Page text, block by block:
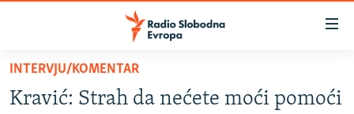
Pređite
glavni
INTERVJU/KOMENTAR
Kravić: Strah da nećete moći pomoći